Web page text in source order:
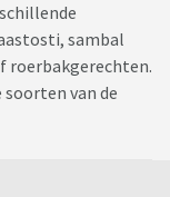
sambal
roerbakgerechten.
soorten van de